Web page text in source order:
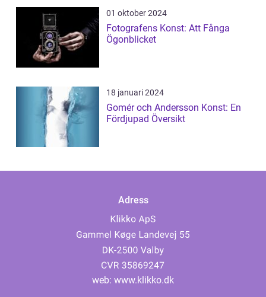
01 oktober 2024
Fotografens Konst: Att Fånga
Ögonblicket
18 januari 2024
Gomér och Andersson Konst: En
Fördjupad Översikt
Adress
web: www.klikko.dk